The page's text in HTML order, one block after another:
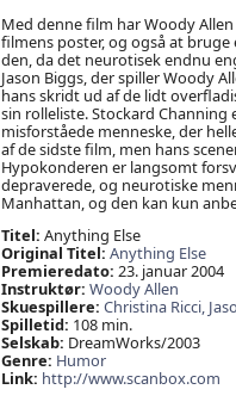
Med denne film har Woody
filmens poster, og også at
den, da det neurotisek endnu
Jason Biggs, der spiller Woody
hans skridt ud af de lidt
sin rolleliste. Stockard
misforståede menneske, der
af de sidste film, men hans
Hypokonderen er langsomt
depraverede, og neurotiske
Manhattan, og den kan kun
Titel: Anything Else
Original Titel: Anything Else
Premieredato: 23. januar 2004
Instruktør: Woody Allen
Skuespillere: Christina Ricci,
Spilletid: 108 min.
Selskab: DreamWorks/2003
Genre: Humor
Link: http://www.scanbox.com